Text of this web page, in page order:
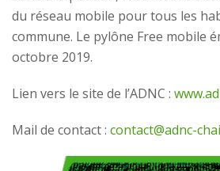
du réseau mobile pour tous les
commune. Le pylône Free mobile
octobre 2019.
Lien vers le site de l’ADNC :
Mail de contact : contact@adnc-